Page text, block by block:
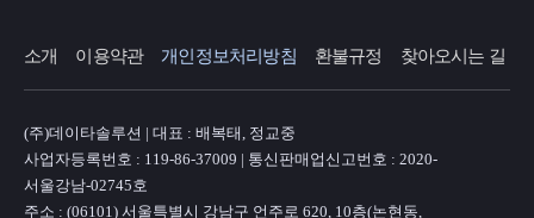
소개 이용약관 개인정보처리방침 환불규정 찾아오시는 길
(주)데이타솔루션 | 대표 : 배복태, 정교중
사업자등록번호 : 119-86-37009 | 통신판매업신고번호 : 2020-
서울강남-02745호
주소 : (06101) 서울특별시 강남구 언주로 620, 10층(논현동,